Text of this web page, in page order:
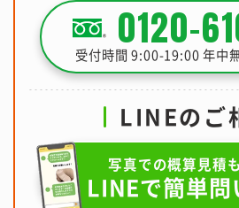
0120-
受付時間 9:00-19:00 年中
LINEのご
写真での概算見積
LINEで簡単問